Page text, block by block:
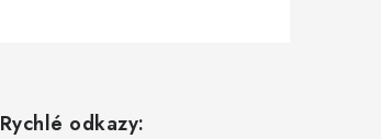
Rychlé odkazy: